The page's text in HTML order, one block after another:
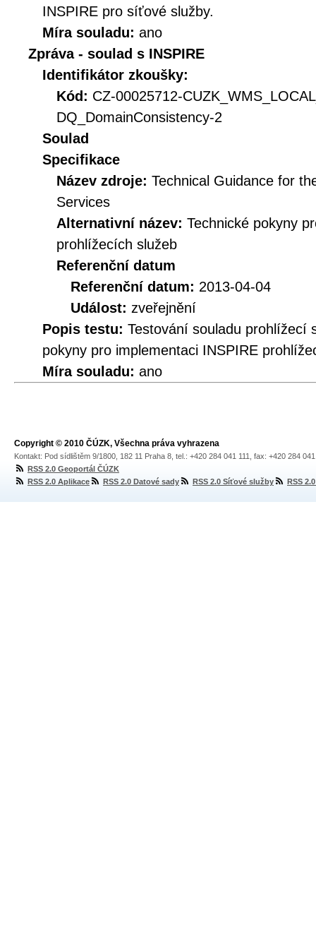
INSPIRE pro síťové služby.
Míra souladu: ano
Zpráva - soulad s INSPIRE
Identifikátor zkoušky:
Kód: CZ-00025712-
DQ_DomainConsistency-2
Soulad
Specifikace
Název zdroje: Technical Guidance for
Services
Alternativní název: Technické pokyny
prohlížecích služeb
Referenční datum
Referenční datum: 2013-04-04
Událost: zveřejnění
Popis testu: Testování souladu prohlížecí
pokyny pro implementaci INSPIRE
Míra souladu: ano
Copyright © 2010 ČÚZK, Všechna práva vyhrazena
Kontakt: Pod sídlištěm 9/1800, 182 11 Praha 8, tel.: +420 284 041 111, fax: +420 284
RSS 2.0 Geoportál ČÚZK
RSS 2.0 Aplikace
RSS 2.0 Datové sady RSS 2.0 Síťové služby RSS